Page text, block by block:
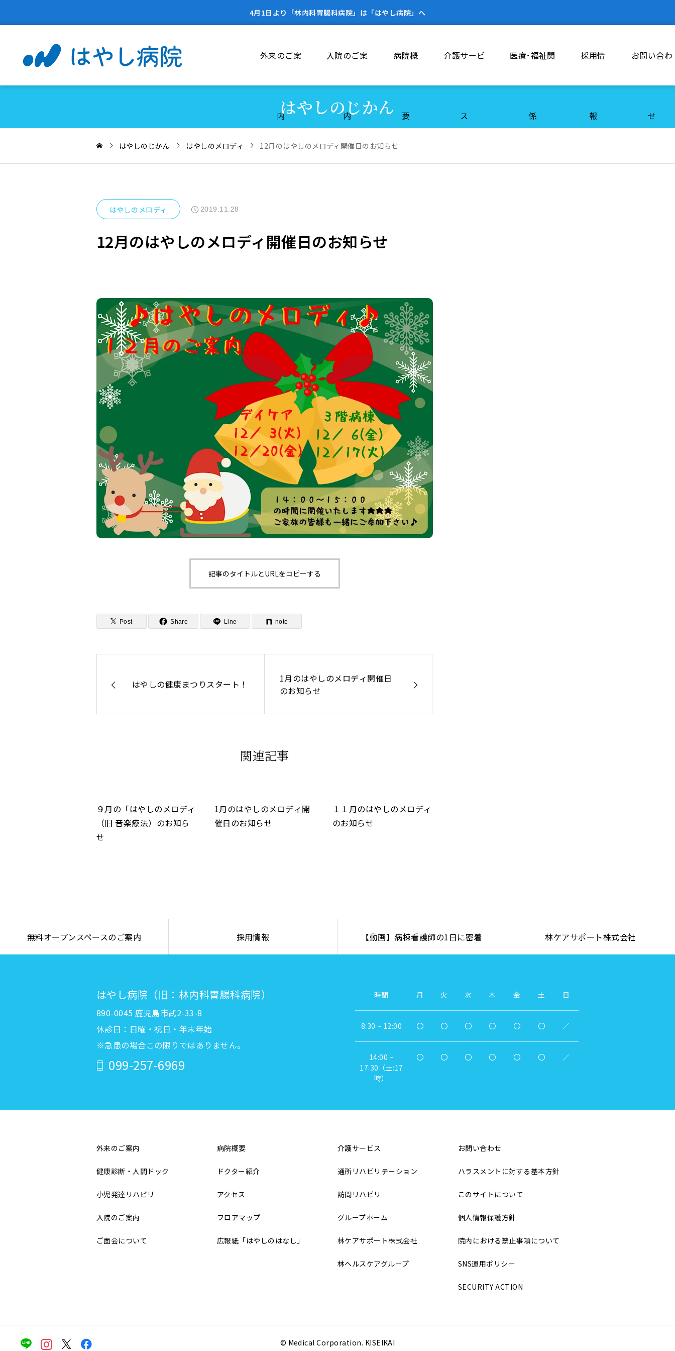
4月1日より「林内科胃腸科病院」は「はやし病院」へ
外来のご案
内
入院のご案
内
病院概
要
介護サービ
ス
医療･福祉関
係
勤務体制について
採用情
報
お問い合わ
せ
はやしのじかん
はやしのじかん はやしのメロディ 12月のはやしのメロディ開催日のお知らせ
はやしのメロディ 2019.11.28
12月のはやしのメロディ開催日のお知らせ
記事のタイトルとURLをコピーする
Post Share Line note
はやしの健康まつりスタート！
1月のはやしのメロディ開催日
のお知らせ
関連記事
９月の「はやしのメロディ
（旧 音楽療法）のお知ら
せ
1月のはやしのメロディ開
催日のお知らせ
１１月のはやしのメロディ
のお知らせ
無料オープンスペースのご案内 採用情報 【動画】病棟看護師の1日に密着 林ケアサポート株式会社
はやし病院（旧：林内科胃腸科病院）
890-0045 鹿児島市武2-33-8
休診日：日曜・祝日・年末年始
※急患の場合この限りではありません。
099-257-6969
時間 月 火 水 木 金 土 日
8:30 ~ 12:00 〇 〇 〇 〇 〇 〇 ／
14:00 ~
17:30（土:17
時）
〇 〇 〇 〇 〇 〇 ／
外来のご案内
健康診断・人間ドック
小児発達リハビリ
入院のご案内
ご面会について
病院概要
ドクター紹介
アクセス
フロアマップ
広報紙「はやしのはなし」
介護サービス
通所リハビリテーション
訪問リハビリ
グループホーム
林ケアサポート株式会社
林ヘルスケアグループ
お問い合わせ
ハラスメントに対する基本方針
このサイトについて
個人情報保護方針
院内における禁止事項について
SNS運用ポリシー
SECURITY ACTION
© Medical Corporation. KISEIKAI